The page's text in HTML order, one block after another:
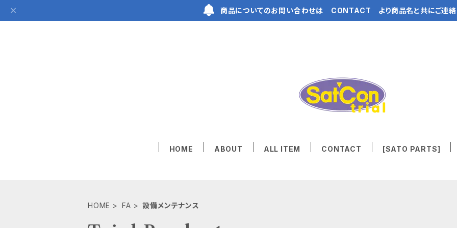
商品についてのお問い合わせは CONTACT より商品名と共にご連絡
HOME ABOUT ALL ITEM CONTACT [SATO PARTS]
HOME FA 設備メンテナンス